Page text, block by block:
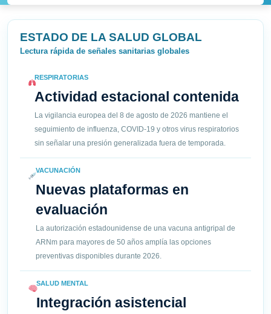
ESTADO DE LA SALUD GLOBAL
Lectura rápida de señales sanitarias globales
RESPIRATORIAS
Actividad estacional contenida
La vigilancia europea del 8 de agosto de 2026 mantiene el
seguimiento de influenza, COVID-19 y otros virus respiratorios
sin señalar una presión generalizada fuera de temporada.
VACUNACIÓN
Nuevas plataformas en
evaluación
La autorización estadounidense de una vacuna antigripal de
ARNm para mayores de 50 años amplía las opciones
preventivas disponibles durante 2026.
SALUD MENTAL
Integración asistencial